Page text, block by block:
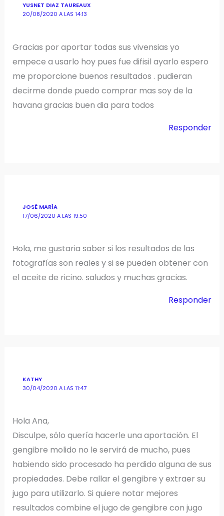
YUSNET DIAZ TAUREAUX
20/08/2020 A LAS 14:13
Gracias por aportar todas sus vivensias yo
empece a usarlo hoy pues fue difisil ayarlo espero
me proporcione buenos resultados . pudieran
decirme donde puedo comprar mas soy de la
havana gracias buen dia para todos
Responder
JOSÉ MARÍA
17/06/2020 A LAS 19:50
Hola, me gustaria saber si los resultados de las
fotografías son reales y si se pueden obtener con
el aceite de ricino. saludos y muchas gracias.
Responder
KATHY
30/04/2020 A LAS 11:47
Hola Ana,
Disculpe, sólo quería hacerle una aportación. El
gengibre molido no le servirá de mucho, pues
habiendo sido procesado ha perdido alguna de sus
propiedades. Debe rallar el gengibre y extraer su
jugo para utilizarlo. Si quiere notar mejores
resultados combine el jugo de gengibre con jugo